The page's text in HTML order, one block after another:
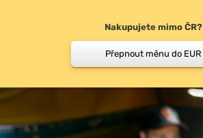
Nakupujete mimo ČR?
Přepnout měnu do EUR